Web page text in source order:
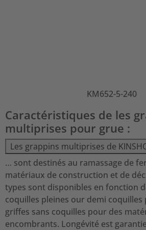
KM652-5-240
Caractéristiques de les
multiprises pour grue :
Les grappins multiprises de
… sont destinés au ramassage de
matériaux de construction et de
types sont disponibles en fonction
coquilles pleines our demi coquilles
griffes sans coquilles pour des
encombrants. Longévité est